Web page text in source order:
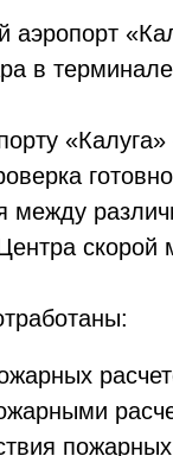
в
между